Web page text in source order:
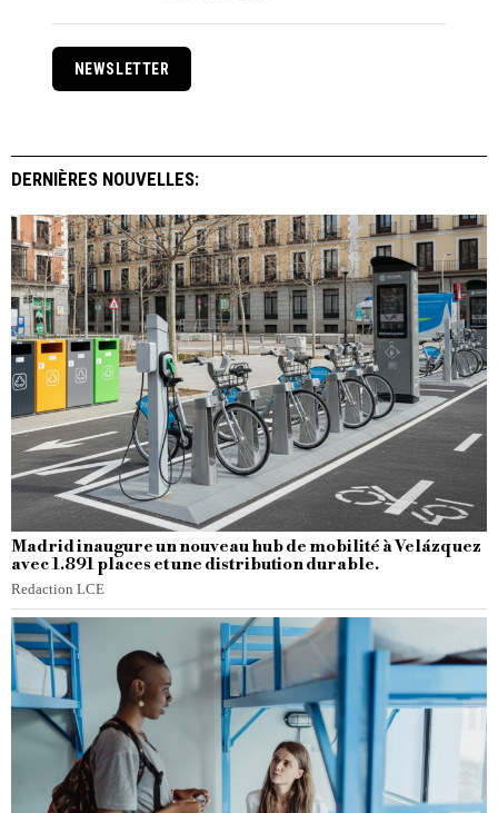
NEWSLETTER
DERNIÈRES NOUVELLES:
Madrid inaugure un nouveau hub de mobilité à Velázquez
avec 1.891 places et une distribution durable.
Redaction LCE